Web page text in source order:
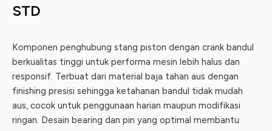
STD
Komponen penghubung stang piston dengan crank bandul
berkualitas tinggi untuk performa mesin lebih halus dan
responsif. Terbuat dari material baja tahan aus dengan
finishing presisi sehingga ketahanan bandul tidak mudah
aus, cocok untuk penggunaan harian maupun modifikasi
ringan. Desain bearing dan pin yang optimal membantu